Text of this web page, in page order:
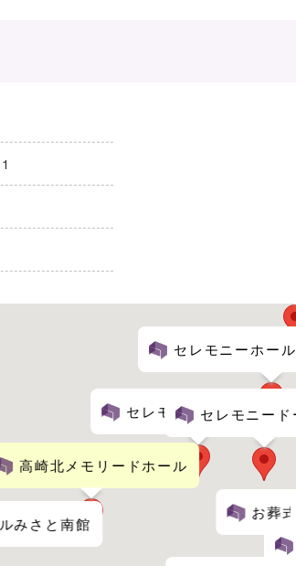
セレモニースカイホール
セレモニーホー
高崎北メモリードホール
セレモニード
みさと本館
みさと南館
お葬